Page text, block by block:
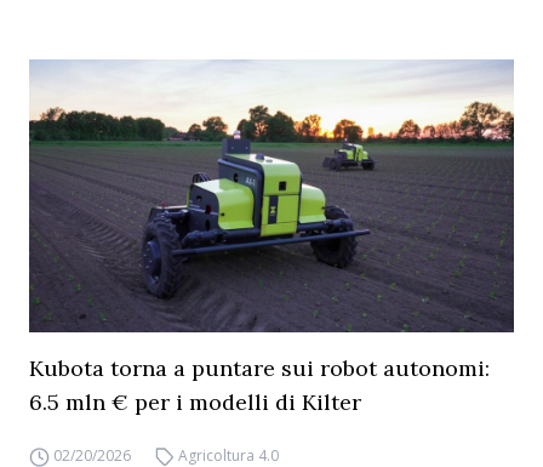
Kubota torna a puntare sui robot autonomi:
6.5 mln € per i modelli di Kilter
02/20/2026 Agricoltura 4.0